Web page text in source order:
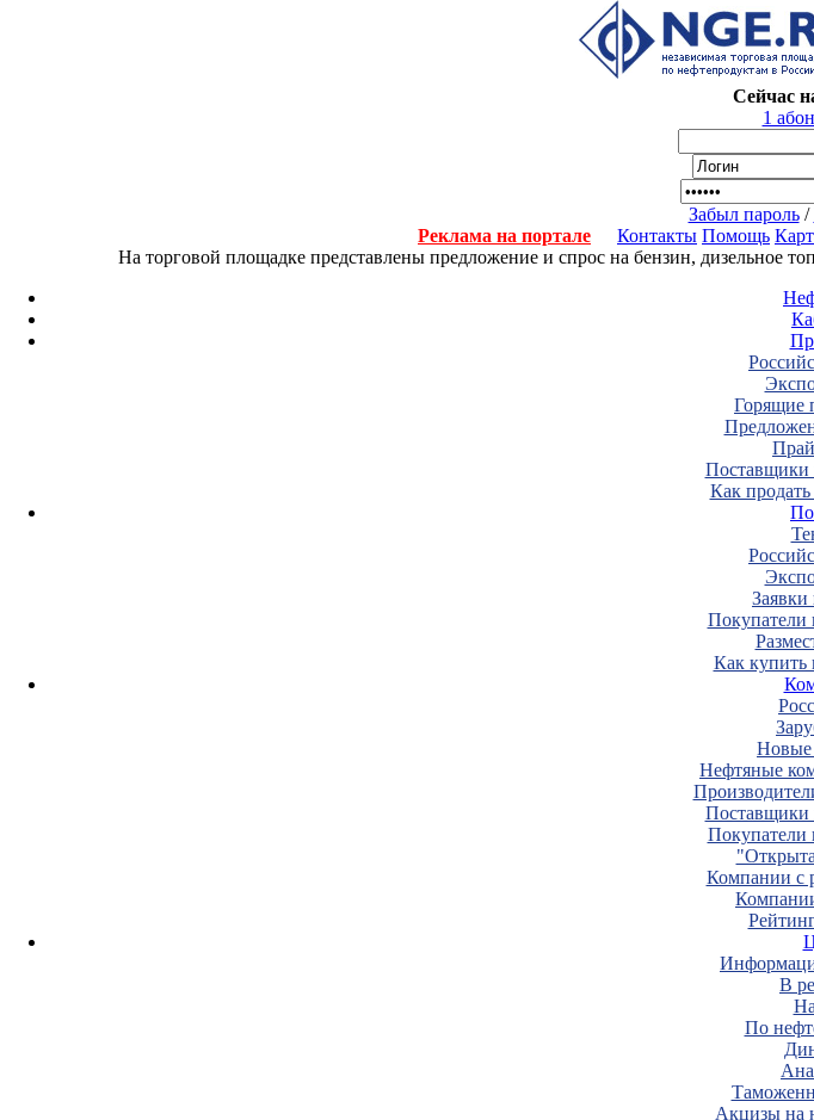
Сейчас
1
Забыл пароль/
Реклама на портале
Контакты Помощь
На торговой площадке представлены предложение и спрос на бензин, дизельное
Горящие
Поставщики
Как
Заявки
Покупатели
Как купить
Новые
Нефтяные
Поставщики
Покупатели
Компании с
В
По
Акцизы на